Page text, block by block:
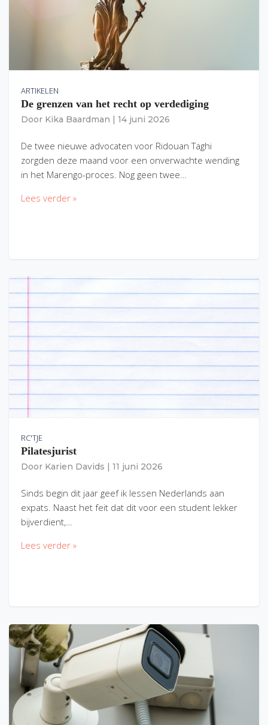
ARTIKELEN
De grenzen van het recht op verdediging
Door Kika Baardman 14 juni 2026
De twee nieuwe advocaten voor Ridouan Taghi
zorgden deze maand voor een onverwachte wending
in het Marengo-proces. Nog geen twee…
Lees verder »
RC'TJE
Pilatesjurist
Door Karien Davids 11 juni 2026
Sinds begin dit jaar geef ik lessen Nederlands aan
expats. Naast het feit dat dit voor een student lekker
bijverdient,…
Lees verder »